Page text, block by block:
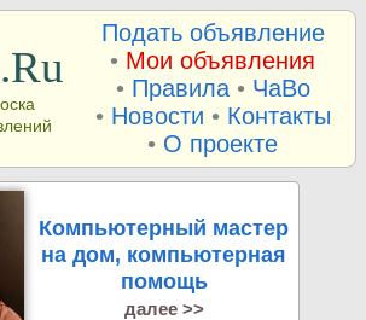
Подать объявление
• Мои объявления
• Правила• ЧаВо
• Новости • Контакты
• О проекте
Компьютерный мастер
на дом, компьютерная
помощь
далее >>